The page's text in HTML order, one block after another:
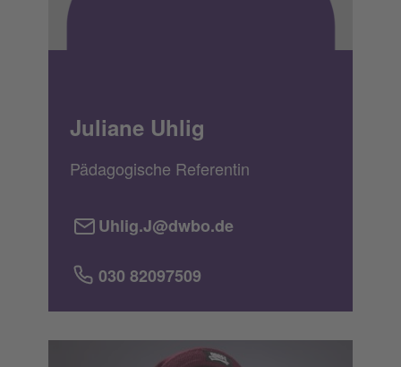
Juliane Uhlig
Pädagogische Referentin
Uhlig.J@dwbo.de
030 82097509